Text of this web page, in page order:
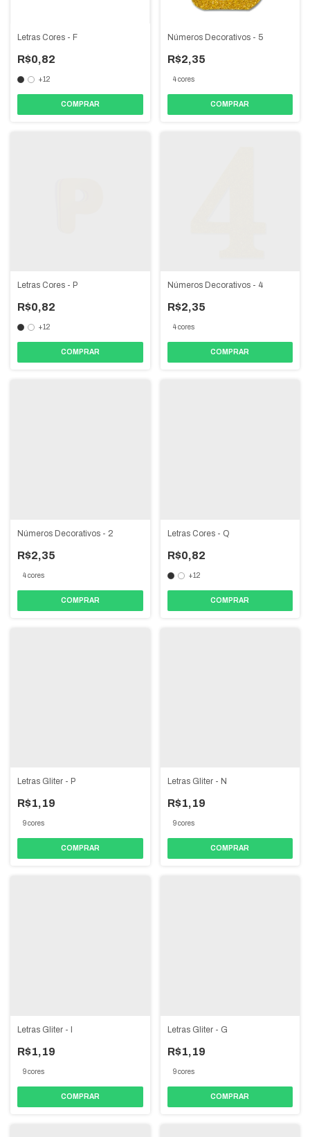
Letras Cores - F
R$0,82
+12
COMPRAR
Números Decorativos - 5
R$2,35
4 cores
COMPRAR
Letras Cores - P
R$0,82
+12
COMPRAR
Números Decorativos - 4
R$2,35
4 cores
COMPRAR
Números Decorativos - 2
R$2,35
4 cores
COMPRAR
Letras Cores - Q
R$0,82
+12
COMPRAR
Letras Gliter - P
R$1,19
9 cores
COMPRAR
Letras Gliter - N
R$1,19
9 cores
COMPRAR
Letras Gliter - I
R$1,19
9 cores
COMPRAR
Letras Gliter - G
R$1,19
9 cores
COMPRAR